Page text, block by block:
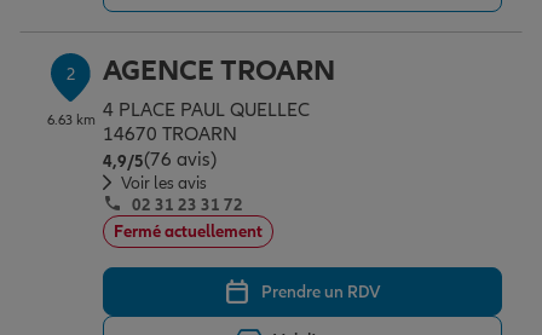
Placements financiers
Investissements immobiliers
Transmission
Déménager
Changer de voiture
Départ à la retraite
Outre-mer
Assurance auto
Assurance habitation
Professionnels
Allianz en France
2
6.63 km
AGENCE TROARN
4 PLACE PAUL QUELLEC
14670 TROARN
4,9/5Note de 4.9 sur 5
(76 avis)
Voir les avis
02 31 23 31 72
Fermé actuellement
Prendre un RDV